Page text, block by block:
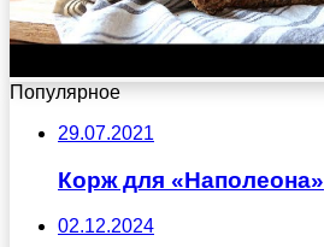
Популярное
29.07.2021
Корж для «Наполеона»
02.12.2024